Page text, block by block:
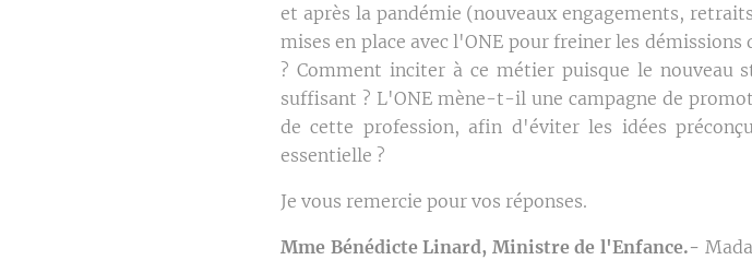
et après la pandémie (nouveaux engagements,
mises en place avec l'ONE pour freiner les
? Comment inciter à ce métier puisque le nouveau
suffisant ? L'ONE mène-t-il une campagne de
de cette profession, afin d'éviter les idées
essentielle ?
Je vous remercie pour vos réponses.
Mme Bénédicte Linard, Ministre de l'Enfance.-